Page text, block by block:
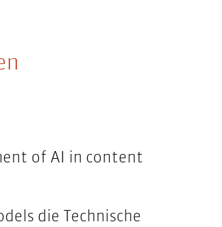
of AI in content
die Technische